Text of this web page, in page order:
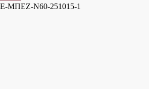
ΜΠΕΖ-N60-251015-1